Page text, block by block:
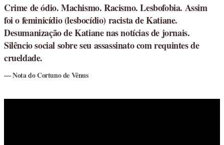
Crime de ódio. Machismo. Racismo. Lesbofobia. Assim
foi o feminicídio (lesbocídio) racista de Katiane.
Desumanização de Katiane nas notícias de jornais.
Silêncio social sobre seu assassinato com requintes de
crueldade.
Nota do Cortuno de Vênus